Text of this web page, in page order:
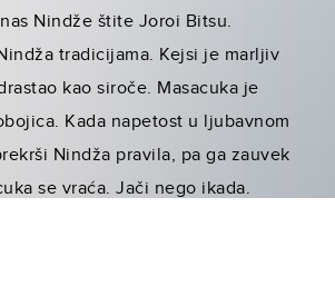
Nindže štite Joroi Bitsu.
tradicijama. Kejsi je marljiv
kao siroče. Masacuka je
Kada napetost u ljubavnom
Nindža pravila, pa ga zauvek
se vraća. Jači nego ikada.